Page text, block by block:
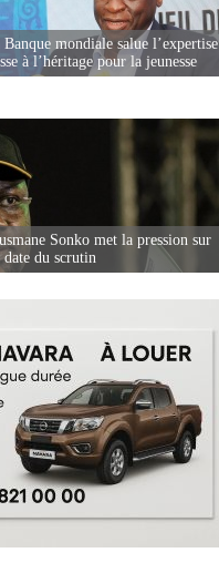
mondiale salue l’expertise
à l’héritage pour la jeunesse
Sonko met la pression sur
du scrutin